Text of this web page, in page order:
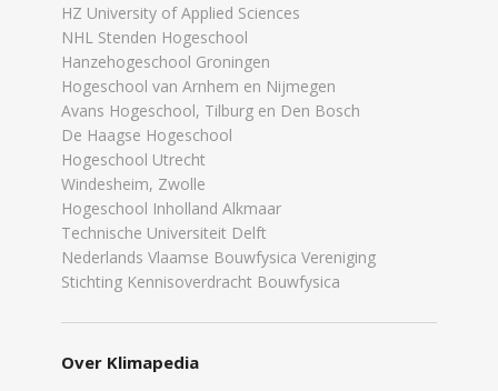
HZ University of Applied Sciences
NHL Stenden Hogeschool
Hanzehogeschool Groningen
Hogeschool van Arnhem en Nijmegen
Avans Hogeschool, Tilburg en Den Bosch
De Haagse Hogeschool
Hogeschool Utrecht
Windesheim, Zwolle
Hogeschool Inholland Alkmaar
Technische Universiteit Delft
Nederlands Vlaamse Bouwfysica Vereniging
Stichting Kennisoverdracht Bouwfysica
Over Klimapedia